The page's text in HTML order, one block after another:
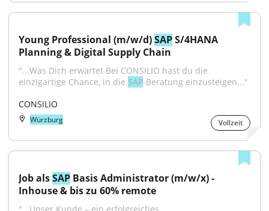
Young Professional (m/w/d) SAP S/4HANA
Planning & Digital Supply Chain
"...Was Dich erwartet Bei CONSILIO hast du die
einzigartige Chance, in die SAP-Beratung einzusteigen..."
CONSILIO
Würzburg Vollzeit
Job als SAP Basis Administrator (m/w/x) -
Inhouse & bis zu 60% remote